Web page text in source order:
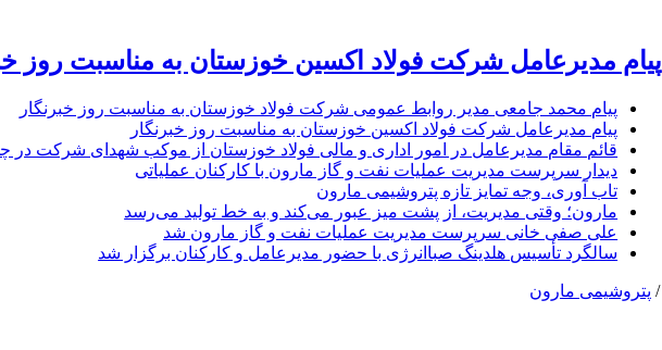
پیام مدیرعامل شرکت فولاد اکسین خوزستان به مناسبت روز
پیام محمد جامعی مدیر روابط عمومی شرکت فولاد خوزستان به مناسبت روز خبرنگار
پیام مدیرعامل شرکت فولاد اکسین خوزستان به مناسبت روز خبرنگار
قائم مقام مدیرعامل در امور اداری و مالی فولاد خوزستان از موکب شهدای شرکت در
دیدار سرپرست مدیریت عملیات نفت و گاز مارون با کارکنان عملیاتی
تاب آوری، وجه تمایز تازه پتروشیمی مارون
مارون؛ وقتی مدیریت، از پشت میز عبور می‌کند و به خط تولید می‌رسد
علی صفی خانی سرپرست مدیریت عملیات نفت و گاز مارون شد
سالگرد تأسیس هلدینگ صباانرژی با حضور مدیرعامل و کارکنان برگزار شد
/ پتروشیمی مارون